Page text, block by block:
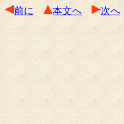
前に 本文へ 次へ